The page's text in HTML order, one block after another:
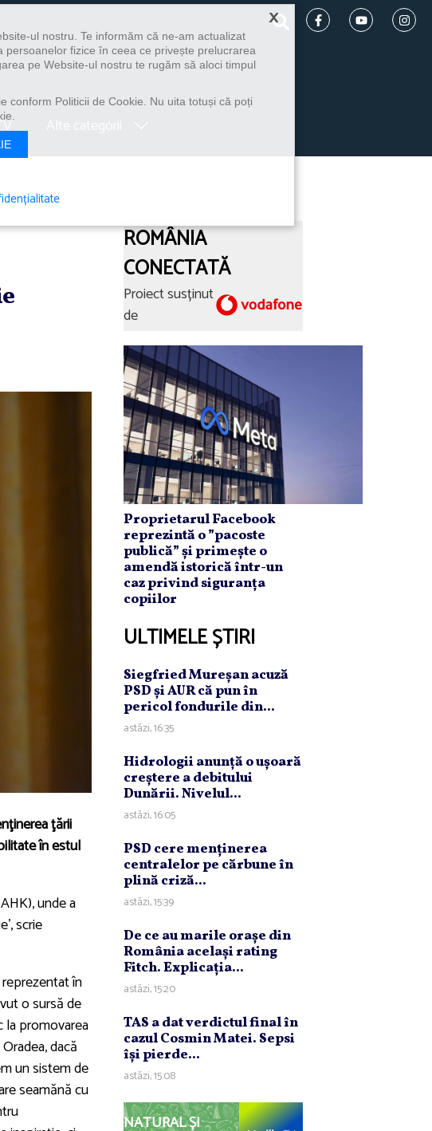
ţării
în estul
unde a
scrie
în
o sursă de
la promovarea
dacă
un sistem de
seamănă cu
ROMÂNIA
CONECTATĂ
Proiect susținut
de
Proprietarul Facebook
reprezintă o ”pacoste
publică” și primește o
amendă istorică într-un
caz privind siguranța
copiilor
ULTIMELE ȘTIRI
Siegfried Mureşan acuză
PSD şi AUR că pun în
pericol fondurile din...
astăzi, 16:35
Hidrologii anunţă o uşoară
creştere a debitului
Dunării. Nivelul...
astăzi, 16:05
PSD cere menţinerea
centralelor pe cărbune în
plină criză...
astăzi, 15:39
De ce au marile oraşe din
România acelaşi rating
Fitch. Explicaţia...
astăzi, 15:20
TAS a dat verdictul final în
cazul Cosmin Matei. Sepsi
îşi pierde...
astăzi, 15:08
NATURAL ȘI
×
ul nostru. Te informăm că ne-am actualizat
fizice în ceea ce privește prelucrarea
pe Website-ul nostru te rugăm să aloci timpul
conform Politicii de Cookie. Nu uita totuși că poți